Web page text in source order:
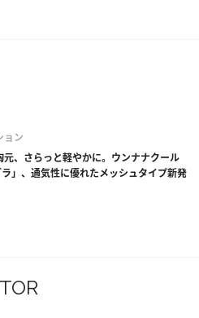
ョン
元、さらっと軽やかに。ウンナナクール
ラ」、通気性に優れたメッシュタイプ新発